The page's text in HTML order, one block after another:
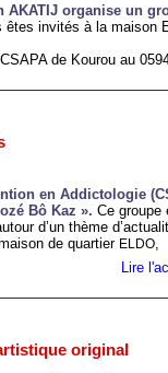
AKATIJ organise un
êtes invités à la maison
de Kourou au
en Addictologie
Bô Kaz ». Ce groupe
d’un thème
de quartier ELDO
Lire
original